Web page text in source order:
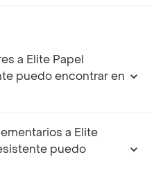
a Elite Papel
en
a Elite
puedo